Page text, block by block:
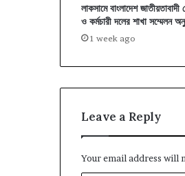
লাকসামে বাংলাদেশ
ও কর্মচারী দলের শাখা সম্মেলন
1 week ago
Leave a Reply
Your email address will